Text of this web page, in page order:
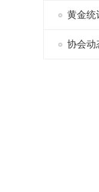
黄金统
协会动